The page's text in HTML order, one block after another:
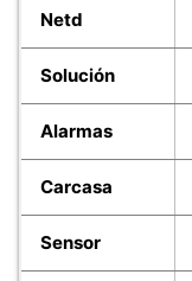
Netd
Solución
Alarmas
Carcasa
Sensor